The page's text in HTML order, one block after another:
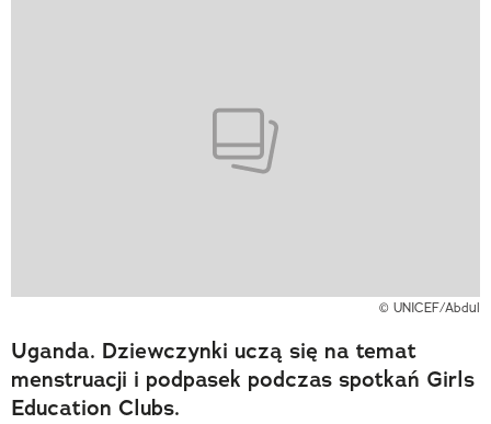
© UNICEF/Abdul
Uganda. Dziewczynki uczą się na temat
menstruacji i podpasek podczas spotkań Girls
Education Clubs.